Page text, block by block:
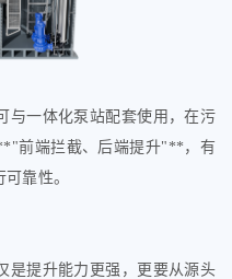
与一体化泵站配套使用，在污
前端拦截、后端提升"** ，有
靠性。
是提升能力更强，更要从源头